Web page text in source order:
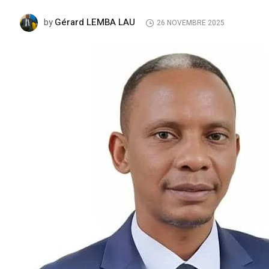
byGérard LEMBA LAU 26 NOVEMBRE 2025